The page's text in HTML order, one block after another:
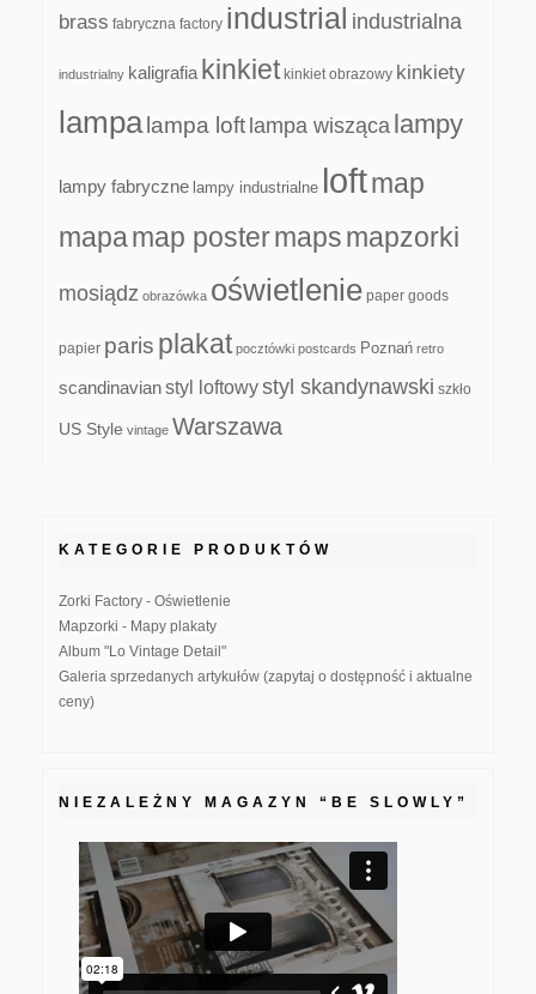
brass fabryczna factory industrial industrialna
industrialny kaligrafia kinkiet kinkiet obrazowy kinkiety
lampa lampa loft lampa wisząca lampy
lampy fabryczne lampy industrialne loftmap
mapamap postermapsmapzorki
mosiądz obrazówka oświetlenie paper goods
papier paris plakat pocztówki postcards Poznań retro
scandinavianstyl loftowystyl skandynawski szkło
US Style vintage Warszawa
KATEGORIE PRODUKTÓW
Zorki Factory - Oświetlenie
Mapzorki - Mapy plakaty
Album "Lo Vintage Detail"
Galeria sprzedanych artykułów (zapytaj o dostępność i aktualne
ceny)
NIEZALEŻNY MAGAZYN “BE SLOWLY”